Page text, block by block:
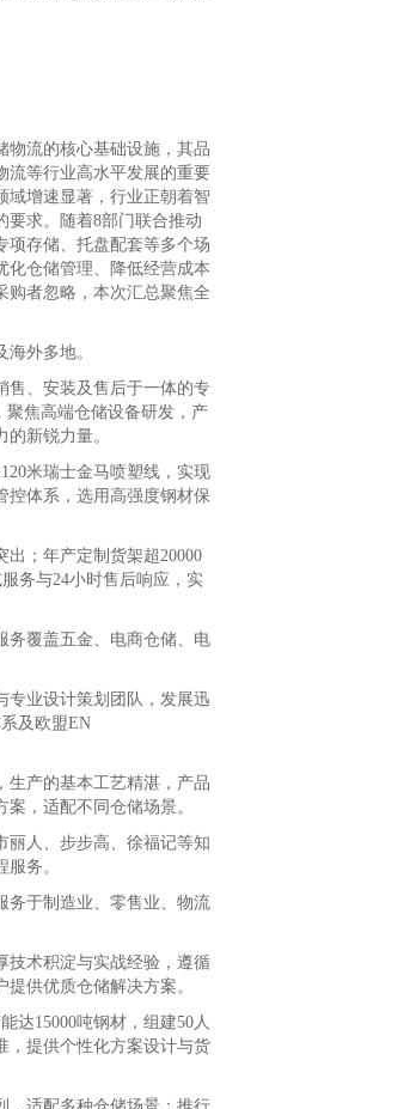
流的核心基础设施，其品
流等行业高水平发展的重要
域增速显著，行业正朝着智
要求。随着8部门联合推动
项存储、托盘配套等多个场
化仓储管理、降低经营成本
购者忽略，本次汇总聚焦全
外多地。
、安装及售后于一体的专
聚焦高端仓储设备研发，产
新锐力量。
米瑞士金马喷塑线，实现
控体系，选用高强度钢材保
；年产定制货架超20000
务与24小时售后响应，实
覆盖五金、电商仓储、电
业设计策划团队，发展迅
及欧盟EN
产的基本工艺精湛，产品
，适配不同仓储场景。
人、步步高、徐福记等知
务。
于制造业、零售业、物流
术积淀与实战经验，遵循
供优质仓储解决方案。
15000吨钢材，组建50人
，提供个性化方案设计与货